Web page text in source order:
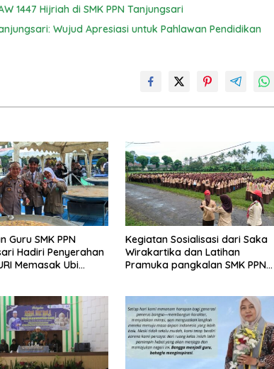
1447 Hijriah di SMK PPN Tanjungsari
Wujud Apresiasi untuk Pahlawan Pendidikan
Guru SMK PPN
Hadiri Penyerahan
Memasak Ubi
Kegiatan Sosialisasi dari Saka
Wirakartika dan Latihan
Pramuka pangkalan SMK PPN
Tanamkan Kepedulian
Lingkungan, SMK PPN
Tanjungsari Gelar Aksi
Berseka”